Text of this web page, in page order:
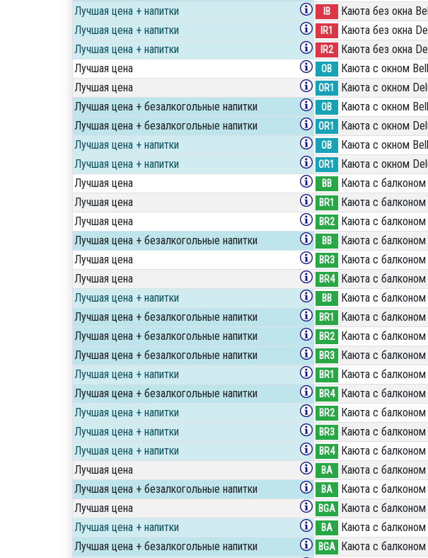
Лучшая цена + напитки IB Каюта без окна
Лучшая цена + напитки IR1 Каюта без окна
Лучшая цена + напитки IR2 Каюта без окна
Лучшая цена OB Каюта с окном
Лучшая цена OR1 Каюта с окном
Лучшая цена + безалкогольные напитки OB Каюта с окном
Лучшая цена + безалкогольные напитки OR1 Каюта с окном
Лучшая цена + напитки OB Каюта с окном
Лучшая цена + напитки OR1 Каюта с окном
Лучшая цена BB Каюта с балконом
Лучшая цена BR1 Каюта с
Лучшая цена BR2 Каюта с
Лучшая цена + безалкогольные напитки BB Каюта с балконом
Лучшая цена BR3 Каюта с
Лучшая цена BR4 Каюта с
Лучшая цена + напитки BB Каюта с балконом
Лучшая цена + безалкогольные напитки BR1 Каюта с
Лучшая цена + безалкогольные напитки BR2 Каюта с
Лучшая цена + безалкогольные напитки BR3 Каюта с
Лучшая цена + напитки BR1 Каюта с
Лучшая цена + безалкогольные напитки BR4 Каюта с
Лучшая цена + напитки BR2 Каюта с
Лучшая цена + напитки BR3 Каюта с
Лучшая цена + напитки BR4 Каюта с
Лучшая цена BA Каюта с балконом
Лучшая цена + безалкогольные напитки BA Каюта с балконом
Лучшая цена BGA Каюта с
Лучшая цена + напитки BA Каюта с балконом
Лучшая цена + безалкогольные напитки BGA Каюта с